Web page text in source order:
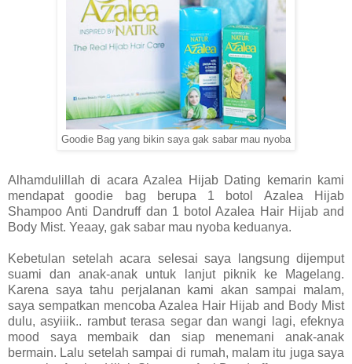
Goodie Bag yang bikin saya gak sabar mau nyoba
Alhamdulillah di acara Azalea Hijab Dating kemarin kami
mendapat goodie bag berupa 1 botol Azalea Hijab
Shampoo Anti Dandruff dan 1 botol Azalea Hair Hijab and
Body Mist. Yeaay, gak sabar mau nyoba keduanya.
Kebetulan setelah acara selesai saya langsung dijemput
suami dan anak-anak untuk lanjut piknik ke Magelang.
Karena saya tahu perjalanan kami akan sampai malam,
saya sempatkan mencoba Azalea Hair Hijab and Body Mist
dulu, asyiiik.. rambut terasa segar dan wangi lagi, efeknya
mood saya membaik dan siap menemani anak-anak
bermain. Lalu setelah sampai di rumah, malam itu juga saya